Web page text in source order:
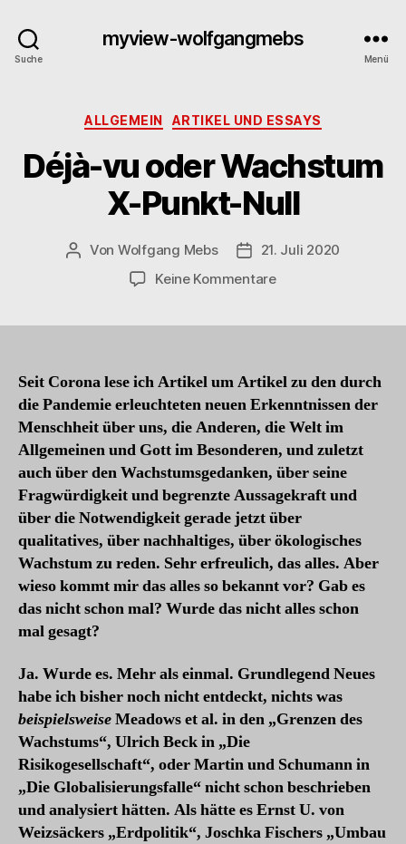
Suche
myview-wolfgangmebs
Menü
Kategorien
ALLGEMEIN ARTIKEL UND ESSAYS
Déjà-vu oder Wachstum
X-Punkt-Null
Beitragsautor
Von Wolfgang Mebs Beitragsdatum
21. Juli 2020
Keine Kommentarezu
X-
Punkt-
Null
Seit Corona lese ich Artikel um Artikel zu den durch
die Pandemie erleuchteten neuen Erkenntnissen der
Menschheit über uns, die Anderen, die Welt im
Allgemeinen und Gott im Besonderen, und zuletzt
auch über den Wachstumsgedanken, über seine
Fragwürdigkeit und begrenzte Aussagekraft und
über die Notwendigkeit gerade jetzt über
qualitatives, über nachhaltiges, über ökologisches
Wachstum zu reden. Sehr erfreulich, das alles. Aber
wieso kommt mir das alles so bekannt vor? Gab es
das nicht schon mal? Wurde das nicht alles schon
mal gesagt?
Ja. Wurde es. Mehr als einmal. Grundlegend Neues
habe ich bisher noch nicht entdeckt, nichts was
beispielsweiseMeadows et al. in den „Grenzen des
Wachstums“, Ulrich Beck in „Die
Risikogesellschaft“, oder Martin und Schumann in
„Die Globalisierungsfalle“ nicht schon beschrieben
und analysiert hätten. Als hätte es Ernst U. von
Weizsäckers „Erdpolitik“, Joschka Fischers „Umbau